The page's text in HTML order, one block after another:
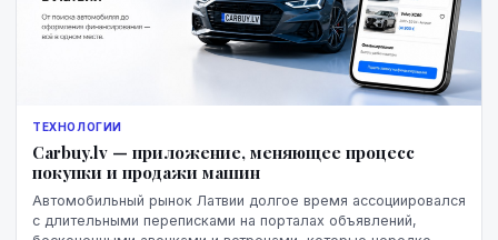
ТЕХНОЛОГИИ
Carbuy.lv — приложение, меняющее процесс
покупки и продажи машин
Автомобильный рынок Латвии долгое время ассоциировался
с длительными переписками на порталах объявлений,